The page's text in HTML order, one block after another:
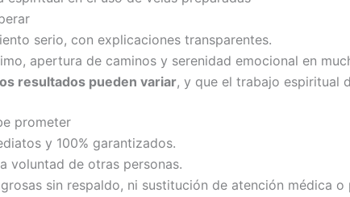
serio, con explicaciones transparentes.
apertura de caminos y serenidad emocional en
resultados pueden variar, y que el trabajo espiritual
prometer
y 100% garantizados.
voluntad de otras personas.
sin respaldo, ni sustitución de atención médica o